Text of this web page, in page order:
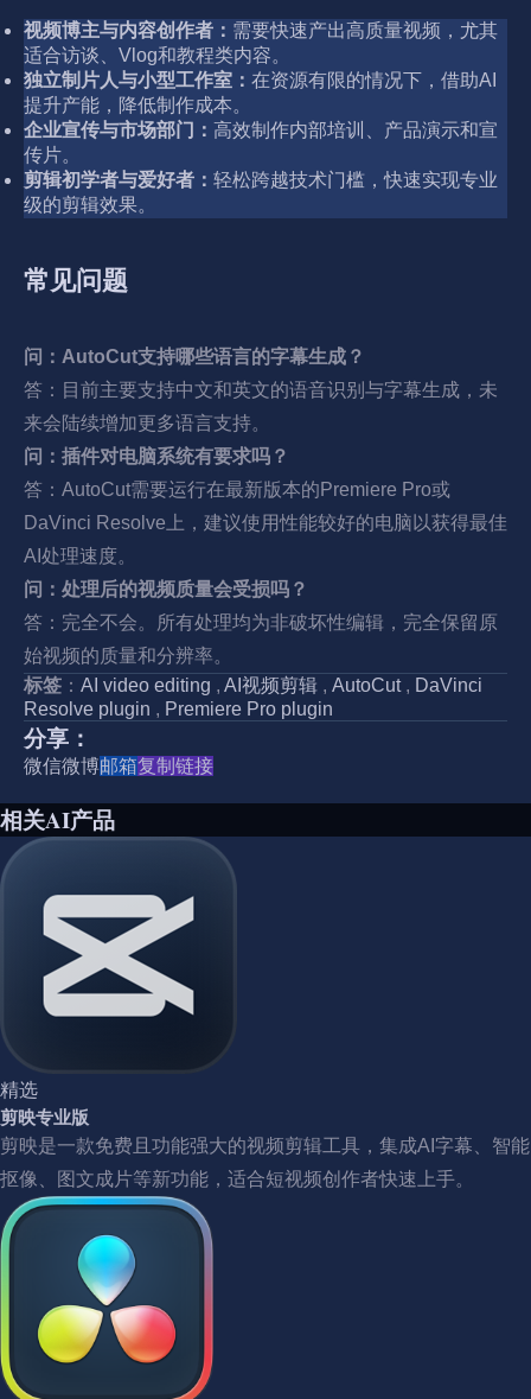
视频博主与内容创作者： 需要快速产出高质量视频，尤其
适合访谈、Vlog和教程类内容。
独立制片人与小型工作室： 在资源有限的情况下，借助AI
提升产能，降低制作成本。
企业宣传与市场部门： 高效制作内部培训、产品演示和宣
传片。
剪辑初学者与爱好者： 轻松跨越技术门槛，快速实现专业
级的剪辑效果。
常见问题
问：AutoCut支持哪些语言的字幕生成？
答：目前主要支持中文和英文的语音识别与字幕生成，未
来会陆续增加更多语言支持。
问：插件对电脑系统有要求吗？
答：AutoCut需要运行在最新版本的Premiere Pro或
DaVinci Resolve上，建议使用性能较好的电脑以获得最佳
AI处理速度。
问：处理后的视频质量会受损吗？
答：完全不会。所有处理均为非破坏性编辑，完全保留原
始视频的质量和分辨率。
标签 ： AI video editing , AI视频剪辑 , AutoCut, DaVinci
Resolve plugin , Premiere Pro plugin
分享：
微信微博邮箱复制链接
相关AI产品
精选
剪映专业版
剪映是一款免费且功能强大的视频剪辑工具，集成AI字幕、智能
抠像、图文成片等新功能，适合短视频创作者快速上手。